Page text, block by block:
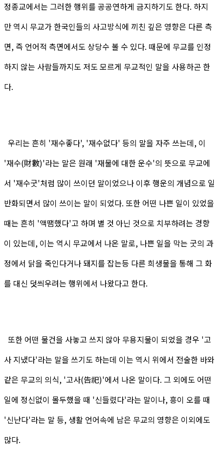
정종교에서는 그러한 행위를 공공연하게 금지하기도 한다. 하지
만 역시 무교가 한국인들의 사고방식에 끼친 깊은 영향은 다른 측
면, 즉 언어적 측면에서도 상당수 볼 수 있다. 때문에 무교를 인정
하지 않는 사람들까지도 저도 모르게 무교적인 말을 사용하곤 한
다.
우리는 흔히 '재수좋다', '재수없다' 등의 말을 자주 쓰는데, 이
'재수(財數)'라는 말은 원래 '재물에 대한 운수'의 뜻으로 무교에
서 '재수굿'처럼 많이 쓰이던 말이었으나 이후 행운의 개념으로 일
반화되면서 많이 쓰이는 말이 되었다. 또한 어떤 나쁜 일이 있었을
때는 흔히 '액땜했다'고 하며 별 것 아닌 것으로 치부하려는 경향
이 있는데, 이는 역시 무교에서 나온 말로, 나쁜 일을 막는 굿의 과
정에서 닭을 죽인다거나 돼지를 잡는등 다른 희생물을 통해 그 화
를 대신 덧씌우려는 행위에서 나왔다고 한다.
또한 어떤 물건을 사놓고 쓰지 않아 무용지물이 되었을 경우 '고
사 지냈다'라는 말을 쓰기도 하는데 이는 역시 위에서 전술한 바와
같은 무교의 의식, '고사(告祀)'에서 나온 말이다. 그 외에도 어떤
일에 정신없이 몰두했을 때 '신들렸다'라는 말이나, 흥이 오를 때
'신난다'라는 말 등, 생활 언어속에 남은 무교의 영향은 이외에도
많다.